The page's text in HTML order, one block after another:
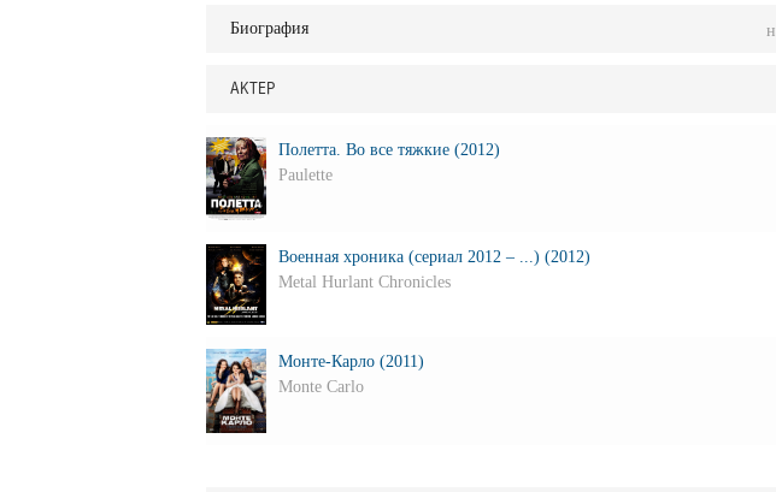
Биография
АКТЕР
Полетта. Во все тяжкие (2012)
Paulette
Военная хроника (сериал 2012 – ...) (2012)
Metal Hurlant Chronicles
Монте-Карло (2011)
Monte Carlo